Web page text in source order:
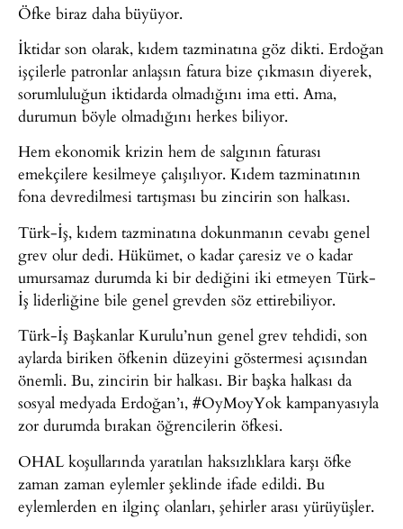
Öfke biraz daha büyüyor.
İktidar son olarak, kıdem tazminatına göz dikti. Erdoğan
işçilerle patronlar anlaşsın fatura bize çıkmasın diyerek,
sorumluluğun iktidarda olmadığını ima etti. Ama,
durumun böyle olmadığını herkes biliyor.
Hem ekonomik krizin hem de salgının faturası
emekçilere kesilmeye çalışılıyor. Kıdem tazminatının
fona devredilmesi tartışması bu zincirin son halkası.
Türk-İş, kıdem tazminatına dokunmanın cevabı genel
grev olur dedi. Hükümet, o kadar çaresiz ve o kadar
umursamaz durumda ki bir dediğini iki etmeyen Türk-
İş liderliğine bile genel grevden söz ettirebiliyor.
Türk-İş Başkanlar Kurulu’nun genel grev tehdidi, son
aylarda biriken öfkenin düzeyini göstermesi açısından
önemli. Bu, zincirin bir halkası. Bir başka halkası da
sosyal medyada Erdoğan’ı, #OyMoyYok kampanyasıyla
zor durumda bırakan öğrencilerin öfkesi.
OHAL koşullarında yaratılan haksızlıklara karşı öfke
zaman zaman eylemler şeklinde ifade edildi. Bu
eylemlerden en ilginç olanları, şehirler arası yürüyüşler.